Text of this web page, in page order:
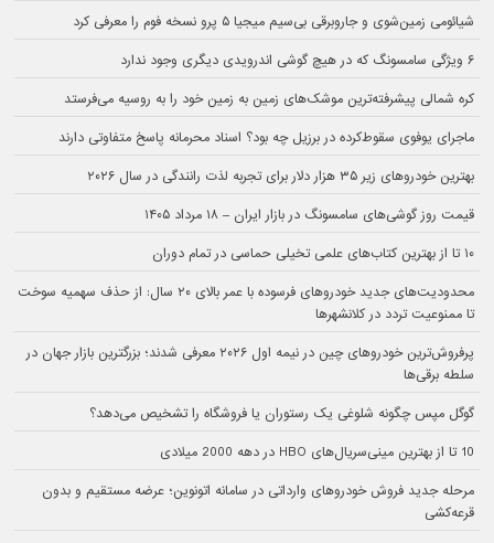
شیائومی زمین‌شوی و جاروبرقی بی‌سیم میجیا ۵ پرو نسخه فوم را معرفی کرد
۶ ویژگی سامسونگ که در هیچ گوشی اندرویدی دیگری وجود ندارد
کره شمالی پیشرفته‌ترین موشک‌های زمین به زمین خود را به روسیه می‌فرستد
ماجرای یوفوی سقوط‌کرده در برزیل چه بود؟ اسناد محرمانه پاسخ متفاوتی دارند
بهترین خودروهای زیر ۳۵ هزار دلار برای تجربه لذت رانندگی در سال ۲۰۲۶
قیمت روز گوشی‌های سامسونگ در بازار ایران – ۱۸ مرداد ۱۴۰۵
۱۰ تا از بهترین کتاب‌های علمی تخیلی حماسی در تمام دوران
محدودیت‌های جدید خودروهای فرسوده با عمر بالای ۲۰ سال: از حذف سهمیه سوخت
تا ممنوعیت تردد در کلانشهرها
پرفروش‌ترین خودروهای چین در نیمه اول ۲۰۲۶ معرفی شدند؛ بزرگترین بازار جهان در
سلطه برقی‌ها
گوگل مپس چگونه شلوغی یک رستوران یا فروشگاه را تشخیص می‌دهد؟
10 تا از بهترین مینی‌سریال‌های HBO در دهه 2000 میلادی
مرحله جدید فروش خودروهای وارداتی در سامانه اتونوین؛ عرضه مستقیم و بدون
قرعه‌کشی